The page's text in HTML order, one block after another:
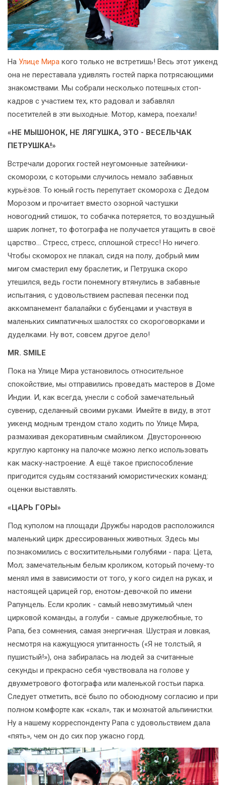
На Улице Мира кого только не встретишь! Весь этот уикенд
она не переставала удивлять гостей парка потрясающими
знакомствами. Мы собрали несколько потешных стоп-
кадров с участием тех, кто радовал и забавлял
посетителей в эти выходные. Мотор, камера, поехали!
«НЕ МЫШОНОК, НЕ ЛЯГУШКА, ЭТО - ВЕСЕЛЬЧАК
ПЕТРУШКА!»
Встречали дорогих гостей неугомонные затейники-
скоморохи, с которыми случилось немало забавных
курьёзов. То юный гость перепутает скомороха с Дедом
Морозом и прочитает вместо озорной частушки
новогодний стишок, то собачка потеряется, то воздушный
шарик лопнет, то фотографа не получается утащить в своё
царство... Стресс, стресс, сплошной стресс! Но ничего.
Чтобы скоморох не плакал, сидя на полу, добрый мим
мигом смастерил ему браслетик, и Петрушка скоро
утешился, ведь гости понемногу втянулись в забавные
испытания, с удовольствием распевая песенки под
аккомпанемент балалайки с бубенцами и участвуя в
маленьких симпатичных шалостях со скороговорками и
дуделками. Ну вот, совсем другое дело!
MR. SMILE
Пока на Улице Мира установилось относительное
спокойствие, мы отправились проведать мастеров в Доме
Индии. И, как всегда, унесли с собой замечательный
сувенир, сделанный своими руками. Имейте в виду, в этот
уикенд модным трендом стало ходить по Улице Мира,
размахивая декоративным смайликом. Двустороннюю
круглую картонку на палочке можно легко использовать
как маску-настроение. А ещё такое приспособление
пригодится судьям состязаний юмористических команд:
оценки выставлять.
«ЦАРЬ ГОРЫ»
Под куполом на площади Дружбы народов расположился
маленький цирк дрессированных животных. Здесь мы
познакомились с восхитительными голубями - пара: Цета,
Мол; замечательным белым кроликом, который почему-то
менял имя в зависимости от того, у кого сидел на руках, и
настоящей царицей гор, енотом-девочкой по имени
Рапунцель. Если кролик - самый невозмутимый член
цирковой команды, а голуби - самые дружелюбные, то
Рапа, без сомнения, самая энергичная. Шустрая и ловкая,
несмотря на кажущуюся упитанность («Я не толстый, я
пушистый!»), она забиралась на людей за считанные
секунды и прекрасно себя чувствовала на голове у
двухметрового фотографа или маленькой гостьи парка.
Следует отметить, всё было по обоюдному согласию и при
полном комфорте как «скал», так и мохнатой альпинистки.
Ну а нашему корреспонденту Рапа с удовольствием дала
«пять», чем он до сих пор ужасно горд.